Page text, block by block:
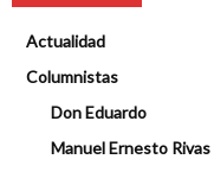
Actualidad
Columnistas
Don Eduardo
Manuel Ernesto Rivas